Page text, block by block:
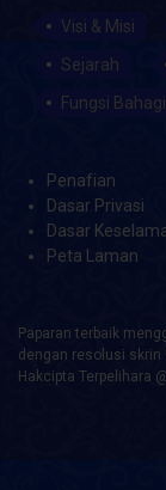
Visi & Misi
Sejarah
Fungsi
Penafian
Dasar Privasi
Dasar
Peta Laman
Paparan terbaik
dengan resolusi skrin
Hakcipta Terpelihara